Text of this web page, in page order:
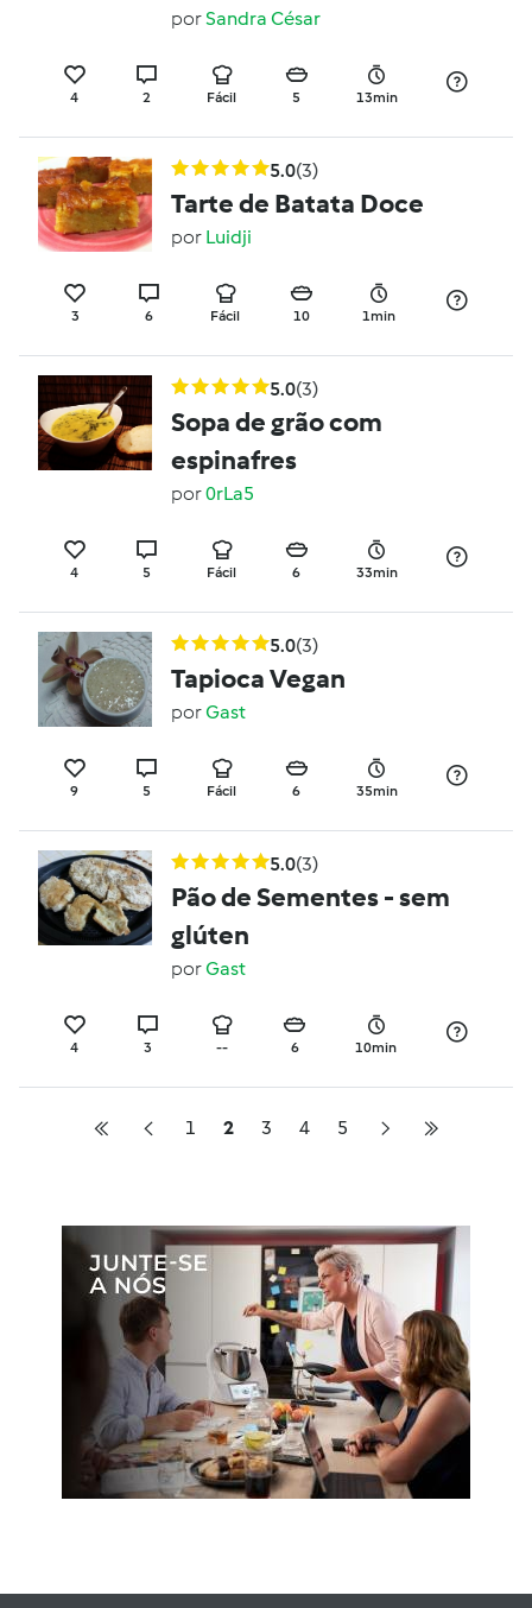
porSandra César
4 2 Fácil 5 13min
5.0(3)
Tarte de Batata Doce
por Luidji
3 6 Fácil 10 1min
5.0(3)
Sopa de grão com
espinafres
por0rLa5
4 5 Fácil 6 33min
5.0(3)
Tapioca Vegan
porGast
9 5 Fácil 6 35min
5.0(3)
Pão de Sementes - sem
glúten
porGast
4 3 -- 6 10min
1 2 3 4 5